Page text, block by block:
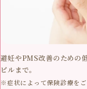
避妊やPMS改善のための
ピルまで。
※症状によって保険診療をご